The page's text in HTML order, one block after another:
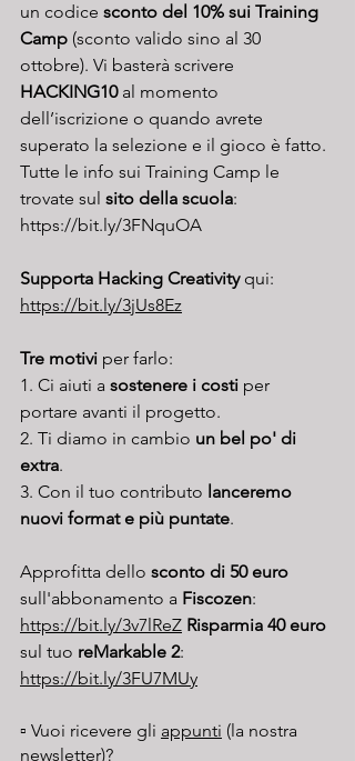
un codice sconto del 10% sui Training
Camp (sconto valido sino al 30
ottobre). Vi basterà scrivere
HACKING10 al momento
dell’iscrizione o quando avrete
superato la selezione e il gioco è fatto.
Tutte le info sui Training Camp le
trovate sul sito della scuola:
https://bit.ly/3FNquOA
Supporta Hacking Creativity qui:
https://bit.ly/3jUs8Ez
Tre motivi per farlo:
1. Ci aiuti a sostenere i costi per
portare avanti il progetto.
2. Ti diamo in cambio un bel po' di
extra.
3. Con il tuo contributo lanceremo
nuovi format e più puntate.
Approfitta dello sconto di 50 euro
sull'abbonamento a Fiscozen:
https://bit.ly/3v7lReZ Risparmia 40 euro
sul tuo reMarkable 2:
https://bit.ly/3FU7MUy
▫️ Vuoi ricevere gli appunti (la nostra
newsletter)?